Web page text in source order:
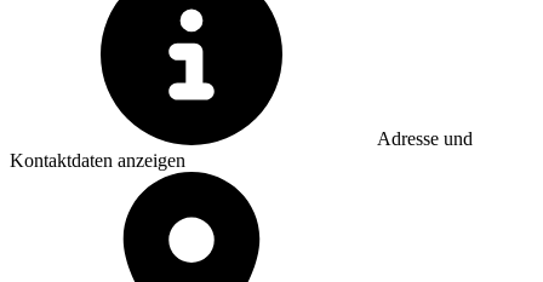
Adresse und
Kontaktdaten anzeigen